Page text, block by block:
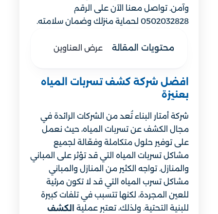
وآمن. تواصل معنا الآن على الرقم
0502032828 لحماية منزلك وضمان سلامته.
محتويات المقالة عرض العناوين
افضل شركة كشف تسربات المياه
بعنيزة
شركة أمتار البناء تُعد من الشركات الرائدة في
مجال الكشف عن تسربات المياه، حيث نعمل
على توفير حلول متكاملة وفعّالة لجميع
مشاكل تسربات المياه التي قد تؤثر على المباني
والمنازل. تواجه الكثير من المنازل والمباني
مشاكل تسرب المياه التي قد لا تكون مرئية
للعين المجردة، لكنها تتسبب في تلفات كبيرة
للبنية التحتية. ولذلك، تعتبر عملية
الكشف